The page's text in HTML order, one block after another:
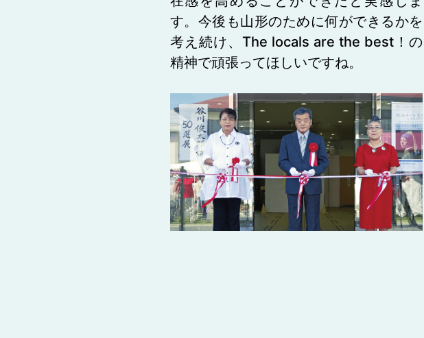
す。今後も山形のために何ができるかを
考え続け、The locals are the best！の
精神で頑張ってほしいですね。